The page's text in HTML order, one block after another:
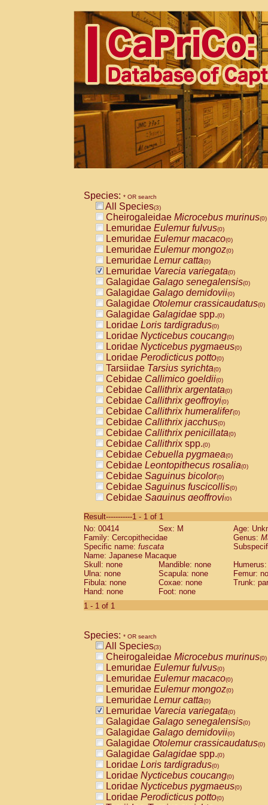
Species: * OR search
All Species(3)
Cheirogaleidae Microcebus murinus(0)
Lemuridae Eulemur fulvus(0)
Lemuridae Eulemur macaco(0)
Lemuridae Eulemur mongoz(0)
Lemuridae Lemur catta(0)
Lemuridae Varecia variegata(0)
Galagidae Galago senegalensis(0)
Galagidae Galago demidovii(0)
Galagidae Otolemur crassicaudatus(0)
Galagidae Galagidae spp.(0)
Loridae Loris tardigradus(0)
Loridae Nycticebus coucang(0)
Loridae Nycticebus pygmaeus(0)
Loridae Perodicticus potto(0)
Tarsiidae Tarsius syrichta(0)
Cebidae Callimico goeldii(0)
Cebidae Callithrix argentata(0)
Cebidae Callithrix geoffroyi(0)
Cebidae Callithrix humeralifer(0)
Cebidae Callithrix jacchus(0)
Cebidae Callithrix penicillata(0)
Cebidae Callithrixspp.(0)
Cebidae Cebuella pygmaea(0)
Cebidae Leontopithecus rosalia(0)
Cebidae Saguinus bicolor(0)
Cebidae Saguinus fuscicollis(0)
Cebidae Saguinus geoffroyi(0)
CebidaeSaguinus labiatus(0)
Cebidae Saguinus leucopus (0)
CebidaeSaguinus midas
CebidaeSaguinus mystax
Cebidae Saguinus nigricollis (0)
Cebidae Saguinus oedipus
Cebidae Saguinus weddelli
Cebidae Saguinusspp.
Cebidae
CebidaeCebus capucinus
CebidaeCebus nigrivittatus
CebidaeCebus spp.(0)
CebidaeSaimiri boliviensis(0)
CebidaeSaimiri sciureus(0)
AtelidaeAlouatta caraya(0)
AtelidaeAlouatta fusca(0)
AtelidaeAlouatta seniculus(0)
AtelidaeAlouattaspp.(0)
AtelidaeAteles belzebuth(0)
AtelidaeAteles geoffroyi(0)
AtelidaeAteles paniscus(0)
AtelidaeAtelesspp.(0)
AtelidaeLagothrix lagothricha(0)
AtelidaeLagothrix lagothricha cana
PitheciidaeCacajao calvus
Result-----------1 - 1 of 1
No: 00414
Sex: M
Age:
Family: Cercopithecidae
Genus:
Specific name: fuscata
Name: Japanese Macaque
Skull: none
Mandible: none
Ulna: none
Scapula: none
Femur:
Fibula: none
Coxae: none
Trunk:
Hand: none
Foot: none
1 - 1 of 1
Species: * OR search
All Species(3)
Cheirogaleidae Microcebus murinus(0)
Lemuridae Eulemur fulvus(0)
Lemuridae Eulemur macaco(0)
Lemuridae Eulemur mongoz(0)
Lemuridae Lemur catta(0)
Lemuridae Varecia variegata(0)
Galagidae Galago senegalensis(0)
Galagidae Galago demidovii(0)
Galagidae Otolemur crassicaudatus(0)
Galagidae Galagidae spp.(0)
Loridae Loris tardigradus(0)
Loridae Nycticebus coucang(0)
Loridae Nycticebus pygmaeus(0)
Loridae Perodicticus potto(0)